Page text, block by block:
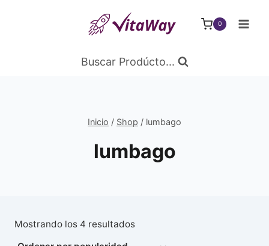
0
Buscar Prodúcto...
Inicio / Shop / lumbago
lumbago
Mostrando los 4 resultadosOrdenado